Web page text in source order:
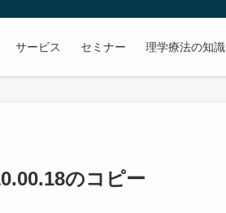
サービス セミナー 理学療法の知識
のコピー